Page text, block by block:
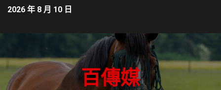
2026 年 8 月 10 日
百傳媒